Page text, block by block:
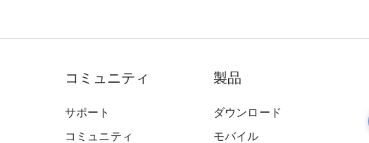
コミュニティ
サポート
コミュニティ
製品
ダウンロード
モバイル